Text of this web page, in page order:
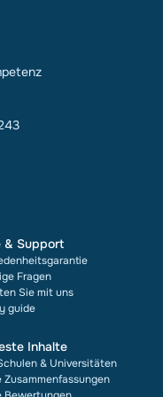
& Support
Fragen
Sie mit uns
guide
Inhalte
& Universitäten
Zusammenfassungen